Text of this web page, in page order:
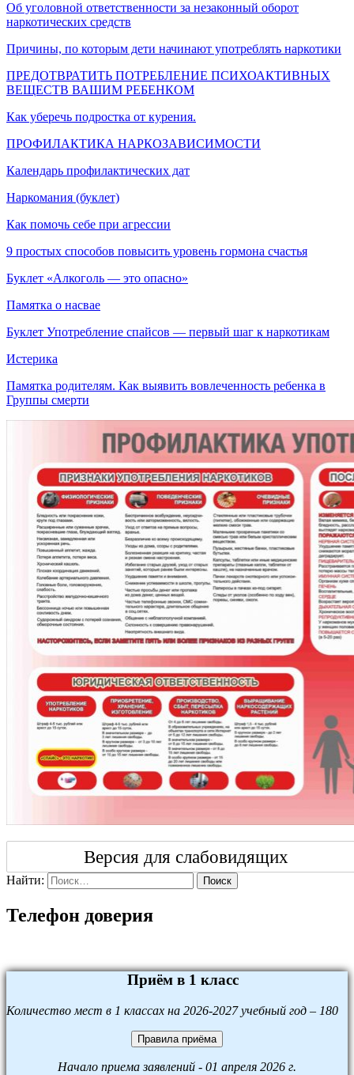
Об уголовной ответственности за незаконный оборот
наркотических средств
Причины, по которым дети начинают употреблять наркотики
ПРЕДОТВРАТИТЬ ПОТРЕБЛЕНИЕ ПСИХОАКТИВНЫХ
ВЕЩЕСТВ ВАШИМ РЕБЕНКОМ
Как уберечь подростка от курения.
ПРОФИЛАКТИКА НАРКОЗАВИСИМОСТИ
Календарь профилактических дат
Наркомания (буклет)
Как помочь себе при агрессии
9 простых способов повысить уровень гормона счастья
Буклет «Алкоголь — это опасно»
Памятка о насвае
Буклет Употребление спайсов — первый шаг к наркотикам
Истерика
Памятка родителям. Как выявить вовлеченность ребенка в
Группы смерти
Версия для слабовидящих
Найти: Поиск
Телефон доверия
Приём в 1 класс
Количество мест в 1 классах на 2026-2027 учебный год – 180
Правила приёма
Начало приема заявлений - 01 апреля 2026 г.